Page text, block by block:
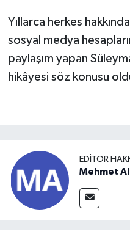
Yıllarca herkes
sosyal medya
paylaşım yapan
hikâyesi söz konusu
EDITÖR
Mehmet